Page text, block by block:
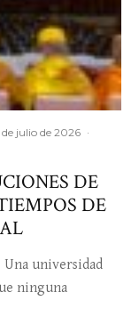
de julio de 2026 ·
DE
DE
Una universidad
ninguna